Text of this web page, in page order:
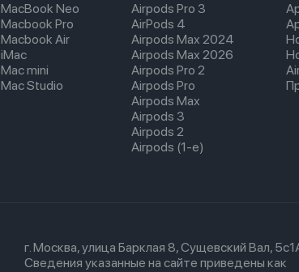
MacBook Neo
Macbook Pro
Macbook Air
iMac
Mac mini
Mac Studio
Airpods Pro 3
AirPods 4
Airpods Max 2024
Airpods Max 2026
Airpods Pro 2
Airpods Pro
Airpods Max
Airpods 3
Airpods 2
Airpods (1-е)
г. Москва, улица Барклая 8, Сущевский Вал,
Сведения указанные на сайте приведены как